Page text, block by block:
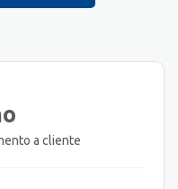
a cliente